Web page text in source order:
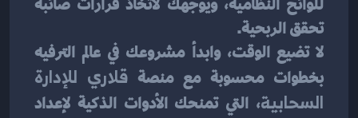
تحقق الربحية.
بخطوات محسوبة مع منصة
السحابية